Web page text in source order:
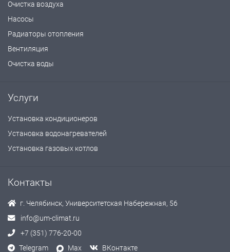
Очистка воздуха
Насосы
Радиаторы отопления
Вентиляция
Очистка воды
Услуги
Установка кондиционеров
Установка водонагревателей
Установка газовых котлов
Контакты
г. Челябинск, Университетская Набережная, 56
info@um-climat.ru
+7 (351) 776-20-00
Telegram
Max ВКонтакте